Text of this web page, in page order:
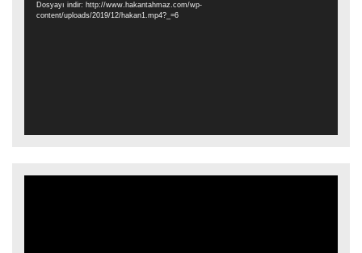
Dosyayı indir: http://www.hakantahmaz.com/wp-
content/uploads/2019/12/hakan1.mp4?_=6